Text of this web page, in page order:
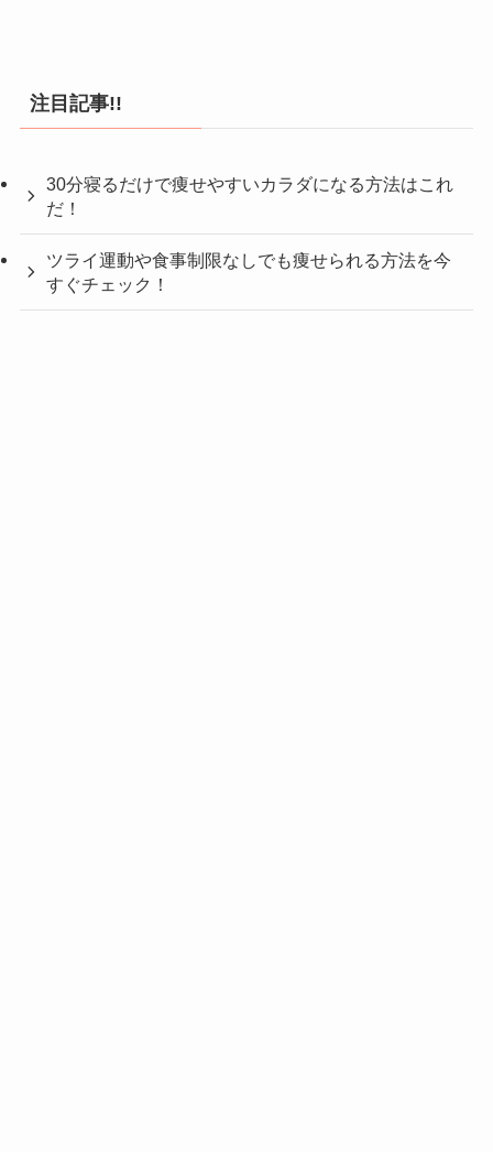
注目記事!!
30分寝るだけで痩せやすいカラダになる方法はこれ
だ！
ツライ運動や食事制限なしでも痩せられる方法を今
すぐチェック！